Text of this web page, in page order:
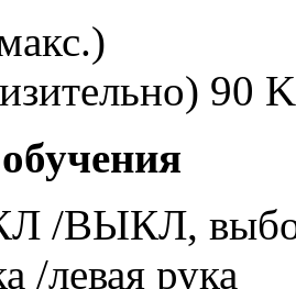
90
/ВЫКЛ,
/левая рука